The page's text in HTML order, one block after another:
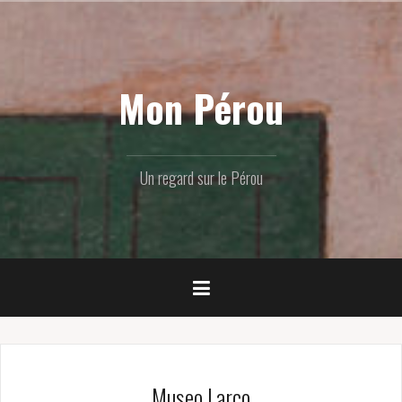
Mon Pérou
Un regard sur le Pérou